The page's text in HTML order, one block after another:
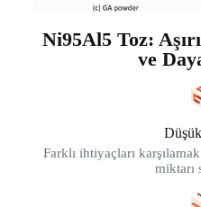
Ni95Al5 Toz:
ve
Farklı ihtiyaçları
miktarı